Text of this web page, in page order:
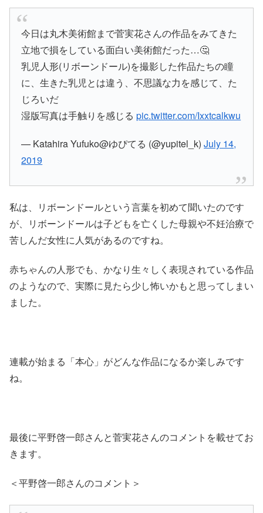
今日は丸木美術館まで菅実花さんの作品をみてきた
立地で損をしている面白い美術館だった…🤔
乳児人形(リボーンドール)を撮影した作品たちの瞳
に、生きた乳児とは違う、不思議な力を感じて、た
じろいだ
湿版写真は手触りを感じるpic.twitter.com/Ixxtcalkwu
— Katahira Yufuko@ゆぴてる (@yupitel_k)July 14,
2019
私は、リボーンドールという言葉を初めて聞いたのです
が、リボーンドールは子どもを亡くした母親や不妊治療で
苦しんだ女性に人気があるのですね。
赤ちゃんの人形でも、かなり生々しく表現されている作品
のようなので、実際に見たら少し怖いかもと思ってしまい
ました。
連載が始まる「本心」がどんな作品になるか楽しみです
ね。
最後に平野啓一郎さんと菅実花さんのコメントを載せてお
きます。
＜平野啓一郎さんのコメント＞